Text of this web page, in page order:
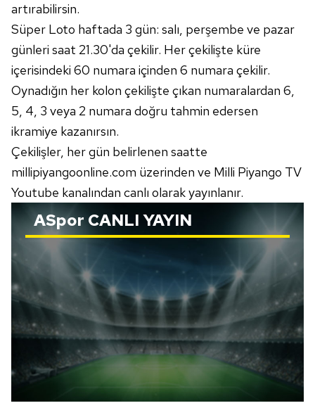
6698 sayılı Kişisel Verilerin Korunması Kanunu uyarınca
hazırlanmış Aydınlatma Metnimizi okumak ve sitemizde
ilgili mevzuata uygun olarak kullanılan çerezlerle ilgili bilgi
almak için lütfentıklayınız.
artırabilirsin.
Süper Loto haftada 3 gün: salı, perşembe ve pazar
günleri saat 21.30'da çekilir. Her çekilişte küre
içerisindeki 60 numara içinden 6 numara çekilir.
Oynadığın her kolon çekilişte çıkan numaralardan 6,
5, 4, 3 veya 2 numara doğru tahmin edersen
ikramiye kazanırsın.
Çekilişler, her gün belirlenen saatte
millipiyangoonline.com üzerinden ve Milli Piyango TV
Youtube kanalından canlı olarak yayınlanır.
ASpor CANLI YAYIN